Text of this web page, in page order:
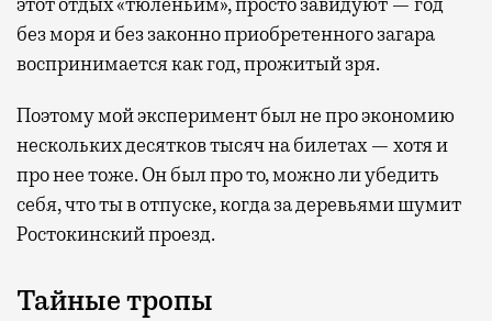
без моря и без законно приобретенного загара
воспринимается как год, прожитый зря.
Поэтому мой эксперимент был не про экономию
нескольких десятков тысяч на билетах — хотя и
про нее тоже. Он был про то, можно ли убедить
себя, что ты в отпуске, когда за деревьями шумит
Ростокинский проезд.
Тайные тропы